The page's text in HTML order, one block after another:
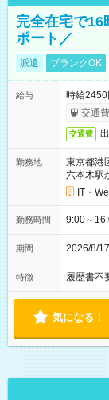
完全在宅で16
ポート／
派遣 ブランクOK
給与
時給
交通
交通費
勤務地
東京都港
六本木駅
IT・
勤務時間 9:00～
期間 2026/8/
特徴 履歴書不
気になる！